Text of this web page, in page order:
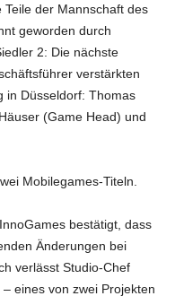
Teile der Mannschaft des
geworden durch
2: Die nächste
verstärkten
in Düsseldorf: Thomas
(Game Head) und
Mobilegames-Titeln.
bestätigt, dass
Änderungen bei
verlässt Studio-Chef
eines von zwei Projekten